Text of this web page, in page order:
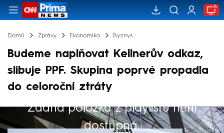
Domů Zprávy Ekonomika Byznys
Budeme naplňovat Kellnerův odkaz,
slibuje PPF. Skupina poprvé propadla
do celoroční ztráty
Žádná položka z playlistu není
dostupná.
Výběr redakce